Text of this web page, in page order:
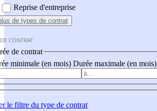
Reprise d'entreprise
de types de contrat
CONTRAT
de contrat
minimale (en mois) Durée maximale (en mois)
le filtre du type de contrat